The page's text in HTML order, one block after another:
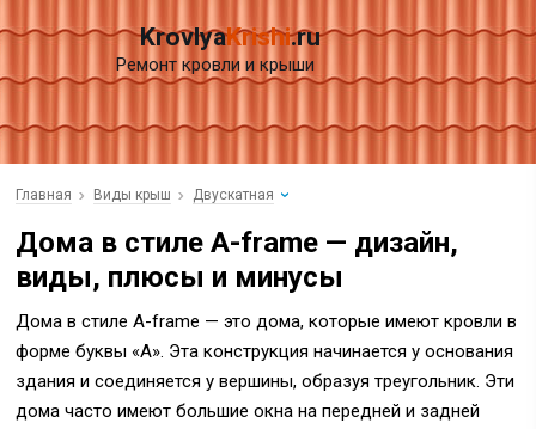
KrovlyaKrishi.ru
Ремонт кровли и крыши
Главная Виды крыш Двускатная
Дома в стиле A-frame — дизайн,
виды, плюсы и минусы
Дома в стиле A-frame — это дома, которые имеют кровли в
форме буквы «А». Эта конструкция начинается у основания
здания и соединяется у вершины, образуя треугольник. Эти
дома часто имеют большие окна на передней и задней